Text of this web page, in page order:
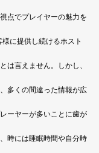
点でプレイヤーの魅力を
に提供し続けるホスト
は言えません。しかし、
多くの間違った情報が広
ーヤーが多いことに歯が
時には睡眠時間や自分時